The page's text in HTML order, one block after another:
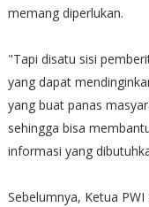
memang diperlukan.
"Tapi disatu sisi
yang dapat
yang buat panas
sehingga bisa
informasi yang
Sebelumnya, Ketua